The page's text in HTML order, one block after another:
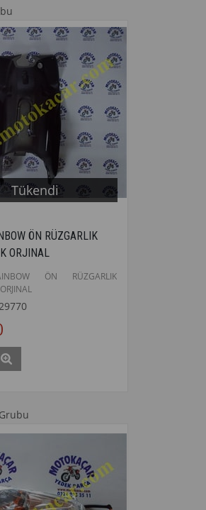
Tükendi
ÖN RÜZGARLIK
ORJINAL
ÖN RÜZGARLIK